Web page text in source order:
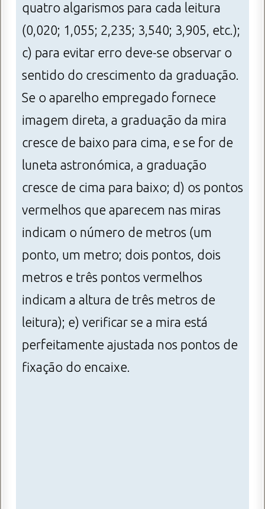
quatro algarismos para cada leitura
(0,020; 1,055; 2,235; 3,540; 3,905, etc.);
c) para evitar erro deve-se observar o
sentido do crescimento da graduação.
Se o aparelho empregado fornece
imagem direta, a graduação da mira
cresce de baixo para cima, e se for de
luneta astronómica, a graduação
cresce de cima para baixo; d) os pontos
vermelhos que aparecem nas miras
indicam o número de metros (um
ponto, um metro; dois pontos, dois
metros e três pontos vermelhos
indicam a altura de três metros de
leitura); e) verificar se a mira está
perfeitamente ajustada nos pontos de
fixação do encaixe.